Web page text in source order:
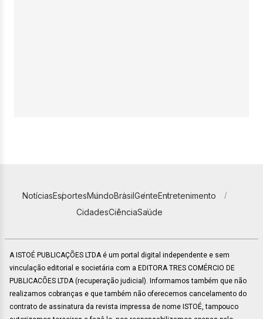
NotíciasEsportesMundoBrasilGenteEntretenimento
CidadesCiênciaSaúde
A ISTOÉ PUBLICAÇÕES LTDA é um portal digital independente e sem
vinculação editorial e societária com a EDITORA TRES COMÉRCIO DE
PUBLICACÕES LTDA (recuperação judicial). Informamos também que não
realizamos cobranças e que também não oferecemos cancelamento do
contrato de assinatura da revista impressa de nome ISTOÉ, tampouco